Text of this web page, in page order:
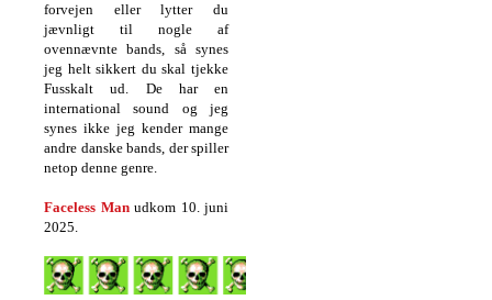
forvejen eller lytter du
jævnligt til nogle af
ovennævnte bands, så synes
jeg helt sikkert du skal tjekke
Fusskalt ud. De har en
international sound og jeg
synes ikke jeg kender mange
andre danske bands, der spiller
netop denne genre.
Faceless Manudkom 10. juni
2025.